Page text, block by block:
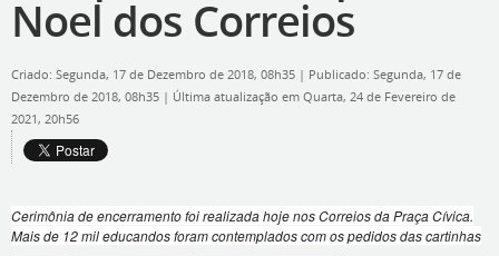
Noel dos Correios
Criado: Segunda, 17 de Dezembro de 2018, 08h35 | Publicado: Segunda, 17 de
Dezembro de 2018, 08h35 | Última atualização em Quarta, 24 de Fevereiro de
2021, 20h56
Cerimônia de encerramento foi realizada hoje nos Correios da Praça Cívica.
Mais de 12 mil educandos foram contemplados com os pedidos das cartinhas